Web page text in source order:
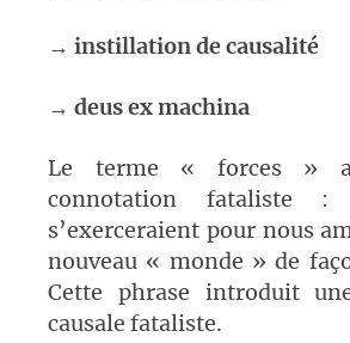
→ instillation de causalité
→ deus ex machina
Le terme « forces »
connotation fataliste :
s’exerceraient pour nous
nouveau « monde » de
Cette phrase introduit
causale fataliste.